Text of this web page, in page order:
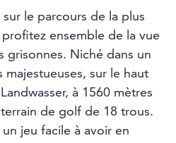
le parcours de la plus
ensemble de la vue
grisonnes. Niché dans un
sur le haut
à 1560 mètres
de golf de 18 trous.
jeu facile à avoir en